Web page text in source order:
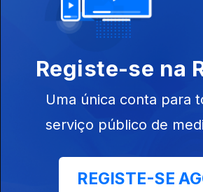
Registe-se na
Uma única conta para
serviço público de
REGISTE-SE